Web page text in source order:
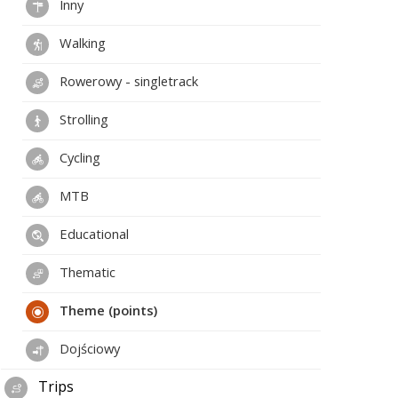
Inny
Walking
Rowerowy - singletrack
Strolling
Cycling
MTB
Educational
Thematic
Theme (points)
Dojściowy
Trips